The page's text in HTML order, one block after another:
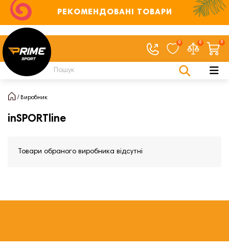
РЕКОМЕНДОВАНІ ТОВАРИ
0 0 0
Виробник
inSPORTline
Товари обраного виробника відсутні